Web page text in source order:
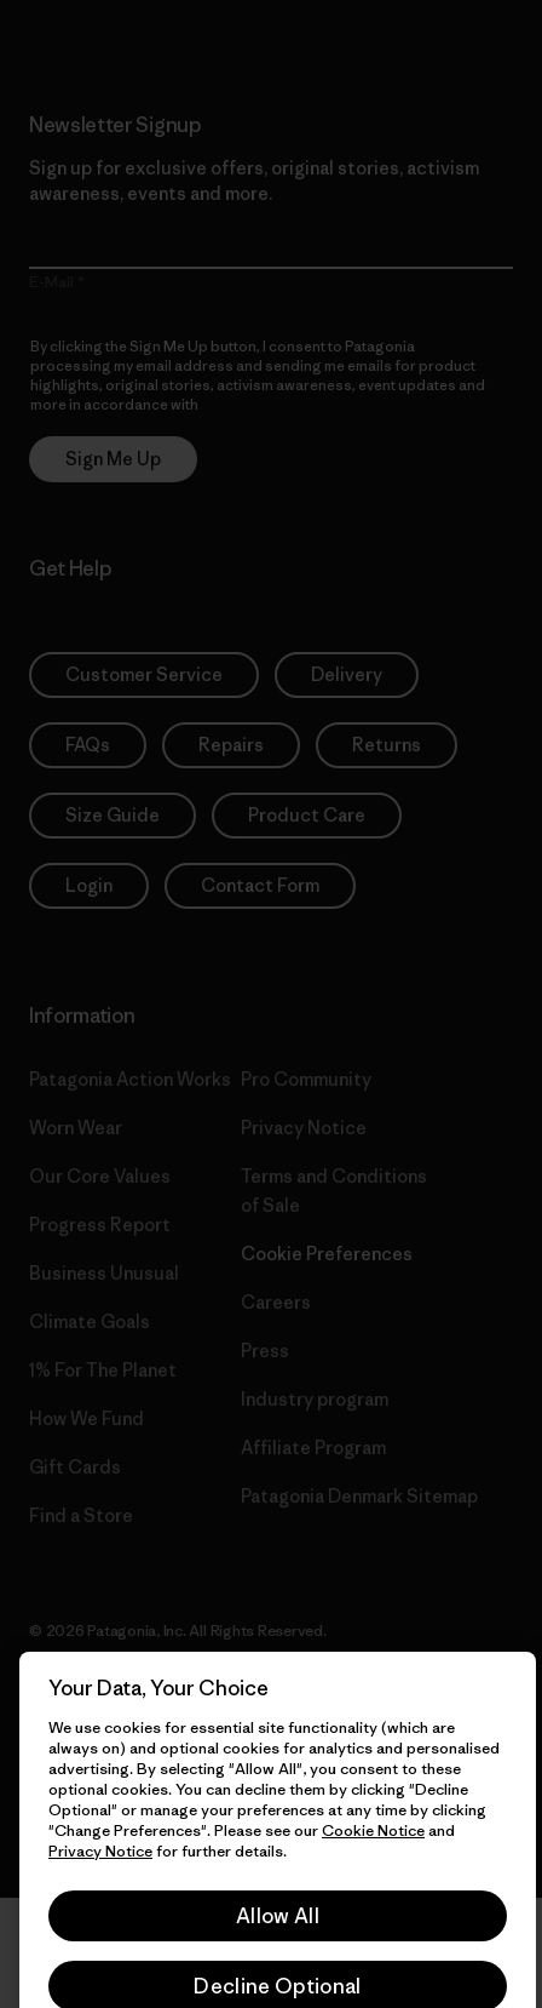
Newsletter Signup
Sign up for exclusive offers, original stories, activism
awareness, events and more.
By clicking the Sign Me Up button, I consent to Patagonia
processing my email address and sending me emails for product
highlights, original stories, activism awareness, event updates and
more in accordance with
Sign Me Up
Get Help
Customer Service Delivery
FAQs Repairs Returns
Size Guide Product Care
Login Contact Form
Information
Patagonia Action Works
Worn Wear
Our Core Values
Progress Report
Business Unusual
Climate Goals
1% For The Planet
How We Fund
Gift Cards
Find a Store
Pro Community
Privacy Notice
Terms and Conditions
of Sale
Cookie Preferences
Careers
Press
Industry program
Affiliate Program
Patagonia Denmark Sitemap
© 2026 Patagonia, Inc. All Rights Reserved.
English
Your Data, Your Choice
We use cookies for essential site functionality (which are
always on) and optional cookies for analytics and personalised
advertising. By selecting "Allow All", you consent to these
optional cookies. You can decline them by clicking "Decline
Optional" or manage your preferences at any time by clicking
"Change Preferences". Please see ourCookie Noticeand
Privacy Noticefor further details.
Allow All
Decline Optional